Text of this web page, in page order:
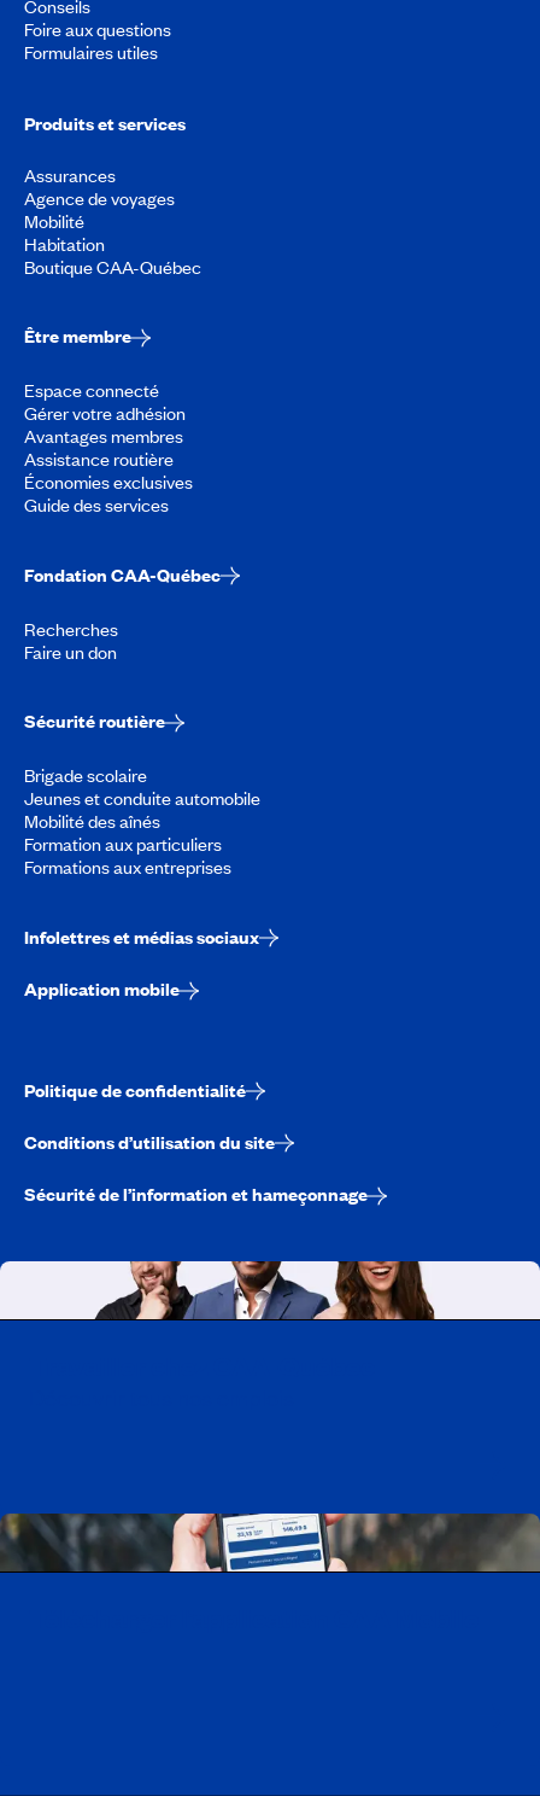
Conseils
Foire aux questions
Formulaires utiles
Produits et services
Assurances
Agence de voyages
Mobilité
Habitation
Boutique CAA-Québec
Être membre
Espace connecté
Gérer votre adhésion
Avantages membres
Assistance routière
Économies exclusives
Guide des services
Fondation CAA-Québec
Recherches
Faire un don
Sécurité routière
Brigade scolaire
Jeunes et conduite automobile
Mobilité des aînés
Formation aux particuliers
Formations aux entreprises
Infolettres et médias sociaux
Application mobile
Politique de confidentialité
Conditions d’utilisation du site
Sécurité de l’information et hameçonnage